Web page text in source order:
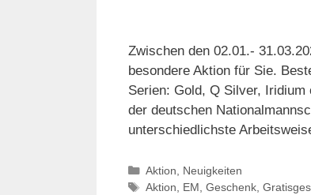
Zwischen den 02.01.-
besondere Aktion für Sie.
Serien: Gold, Q Silver,
der deutschen
unterschiedlichste
Kategorien
Aktion
Neuigkeiten
Schlagwörter
Aktion EM Geschenk,